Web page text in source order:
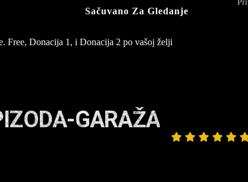
Sačuvano Za Gledanje
Free, Donacija 1, i Donacija 2 po vašoj želji
GARAŽA